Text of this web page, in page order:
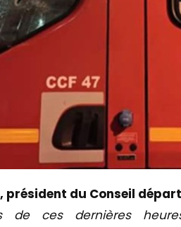
président du Conseil
de ces dernières